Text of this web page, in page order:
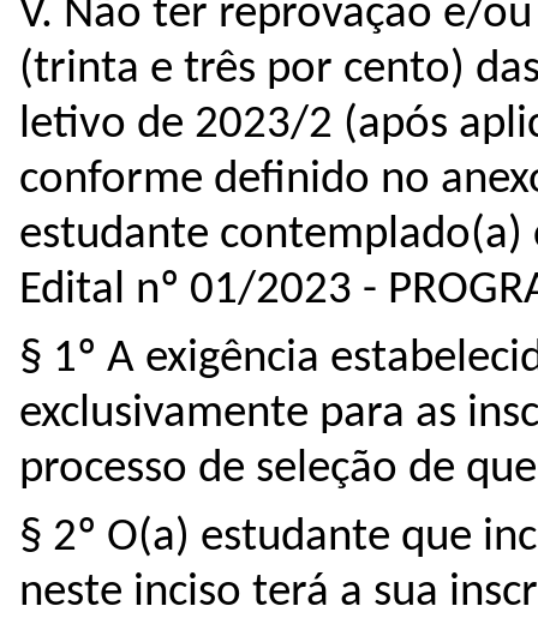
V. Não ter reprovação e/
(trinta e três por cento)
letivo de 2023/2 (após
conforme definido no
estudante
Edital nº 01/2023 -
§ 1º A exigência
exclusivamente para as
processo de seleção de
§ 2º O(a) estudante que
neste inciso terá a sua